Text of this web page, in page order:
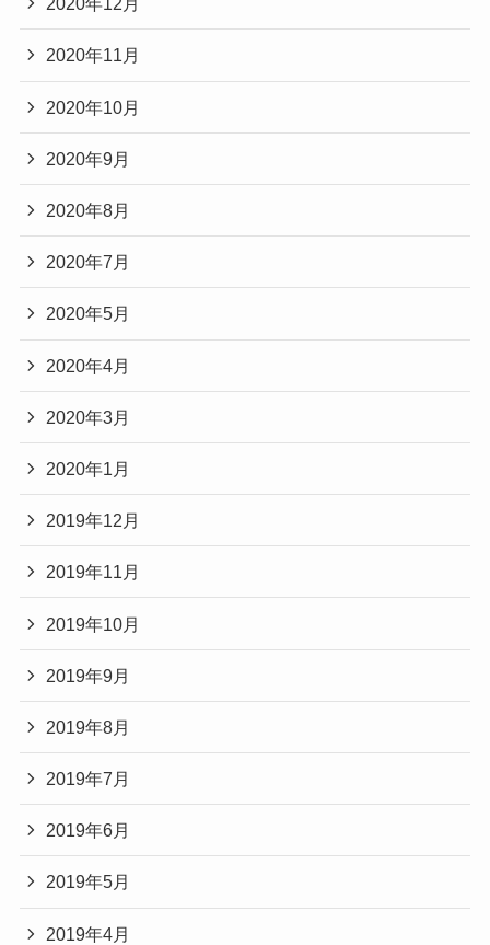
2020年11月
2020年10月
2020年9月
2020年8月
2020年7月
2020年5月
2020年4月
2020年3月
2020年1月
2019年12月
2019年11月
2019年10月
2019年9月
2019年8月
2019年7月
2019年6月
2019年5月
2019年4月